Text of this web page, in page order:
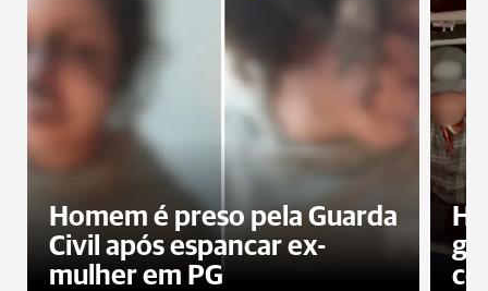
Homem é preso pela Guarda
Civil após espancar ex-
mulher em PG